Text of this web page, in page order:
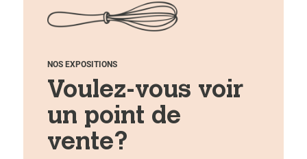
NOS EXPOSITIONS
Voulez-vous voir
un point de
vente?